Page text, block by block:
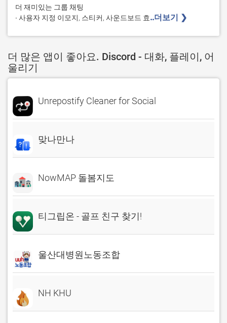
더 재미있는 그룹 채팅
∙ 사용자 지정 이모지, 스티커, 사운드보드 효..더보기 ❯
더 많은 앱이 좋아요. Discord - 대화, 플레이, 어
울리기
Unrepostify Cleaner for Social
맞나만나
NowMAP 돌봄지도
티그립온 - 골프 친구 찾기!
울산대병원노동조합
NH KHU